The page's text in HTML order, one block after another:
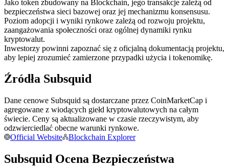
Zostań traderem kopiującym
Ciesz się podziałem zysków i prowizjami z kopiowania
transakcji
Jako token zbudowany na Blockchain, jego transakcje zależą od
bezpieczeństwa sieci bazowej oraz jej mechanizmu konsensusu.
Poziom adopcji i wyniki rynkowe zależą od rozwoju projektu,
zaangażowania społeczności oraz ogólnej dynamiki rynku
kryptowalut.
Inwestorzy powinni zapoznać się z oficjalną dokumentacją projektu,
aby lepiej zrozumieć zamierzone przypadki użycia i tokenomikę.
Źródła Subsquid
Dane cenowe Subsquid są dostarczane przez CoinMarketCap i
agregowane z wiodących giełd kryptowalutowych na całym
świecie. Ceny są aktualizowane w czasie rzeczywistym, aby
odzwierciedlać obecne warunki rynkowe.
Official Website
Blockchain Explorer
Subsquid Ocena Bezpieczeństwa